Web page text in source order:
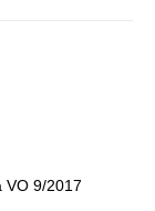
VO 9/2017